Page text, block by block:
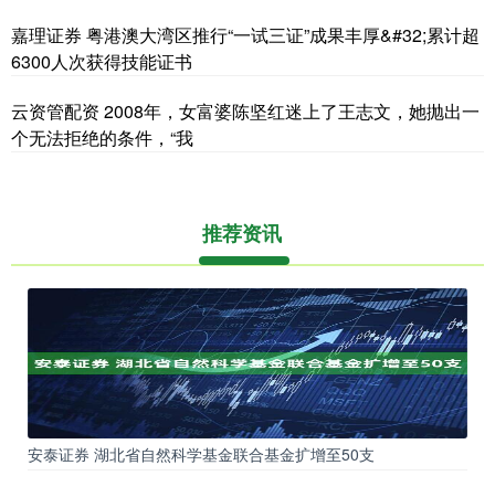
嘉理证券 粤港澳大湾区推行“一试三证”成果丰厚&#32;累计超
6300人次获得技能证书
云资管配资 2008年，女富婆陈坚红迷上了王志文，她抛出一
个无法拒绝的条件，“我
推荐资讯
安泰证券 湖北省自然科学基金联合基金扩增至50支